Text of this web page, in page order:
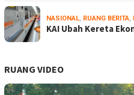
NASIONAL, RUANG BERITA,
KAI Ubah Kereta
RUANG VIDEO